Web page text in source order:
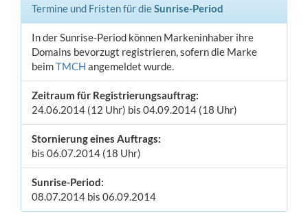
Termine und Fristen für dieSunrise-Period
In der Sunrise-Period können Markeninhaber ihre
Domains bevorzugt registrieren, sofern die Marke
beimTMCH angemeldet wurde.
Zeitraum für Registrierungsauftrag:
24.06.2014 (12 Uhr) bis 04.09.2014 (18 Uhr)
Stornierung eines Auftrags:
bis 06.07.2014 (18 Uhr)
Sunrise-Period:
08.07.2014 bis 06.09.2014